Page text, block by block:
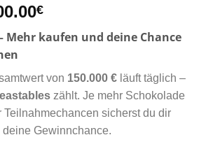
€Preisspanne:
150.00€
bis
Mehr kaufen und deine Chance
von 150.000 € läuft täglich –
zählt. Je mehr Schokolade
Teilnahmechancen sicherst du dir
Gewinnchance.